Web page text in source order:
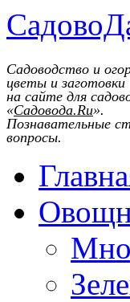
Садоводство и
цветы и заготовки
на сайте для
«Садовода.Ru».
Познавательные
вопросы.